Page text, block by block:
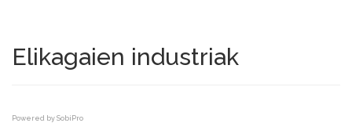
Elikagaien industriak
Powered by SobiPro